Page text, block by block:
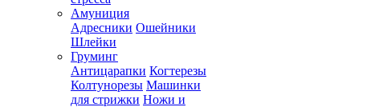
Амуниция
Адресники Ошейники
Шлейки
Груминг
Антицарапки Когтерезы
Колтунорезы Машинки
для стрижки Ножи и